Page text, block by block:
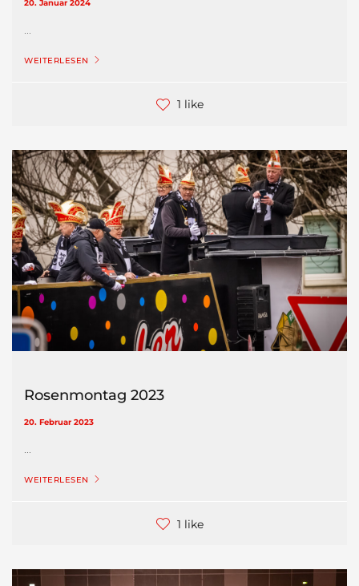
20. Januar 2024
...
WEITERLESEN
1 like
Rosenmontag 2023
20. Februar 2023
...
WEITERLESEN
1 like